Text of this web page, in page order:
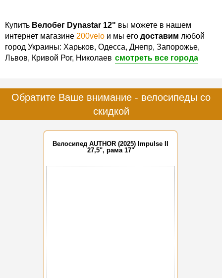
Купить Велобег Dynastar 12" вы можете в нашем
интернет магазине 200velo и мы его доставим любой
город Украины: Харьков, Одесса, Днепр, Запорожье,
Львов, Кривой Рог, Николаев смотреть все города
Обратите Ваше внимание - велосипеды со
скидкой
Велосипед AUTHOR (2025) Impulse II
27,5", рама 17"